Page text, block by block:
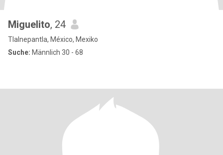
Miguelito, 24
Tlalnepantla, México, Mexiko
Suche: Männlich 30 - 68